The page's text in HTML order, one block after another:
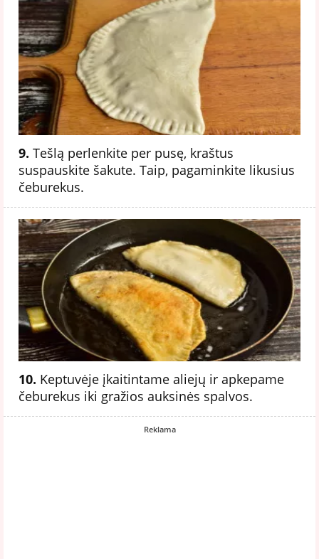
9. Tešlą perlenkite per pusę, kraštus
suspauskite šakute. Taip, pagaminkite likusius
čeburekus.
10. Keptuvėje įkaitintame aliejų ir apkepame
čeburekus iki gražios auksinės spalvos.
Reklama